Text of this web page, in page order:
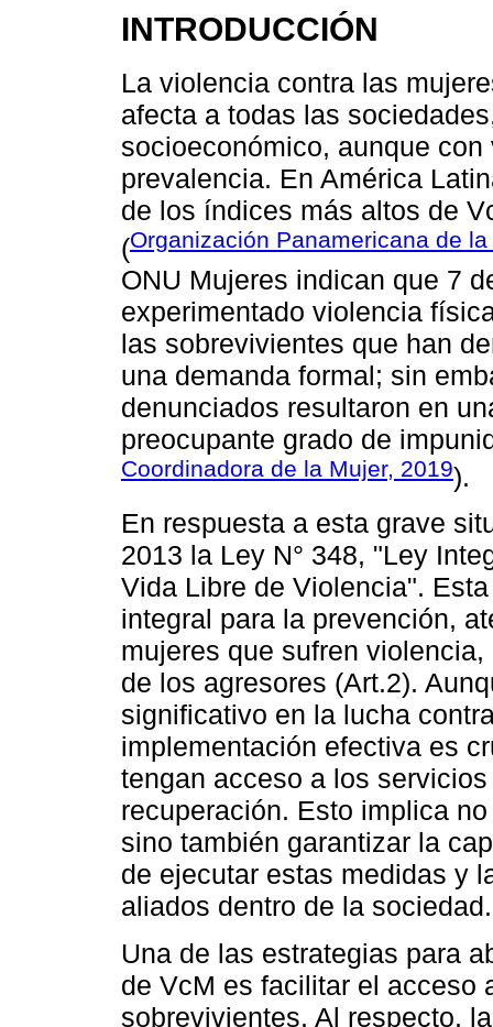
INTRODUCCIÓN
La violencia contra las
afecta a todas las
socioeconómico, aunque
prevalencia. En América
de los índices más altos de
(Organización Panamericana de
ONU Mujeres indican que 7
experimentado violencia
las sobrevivientes que han
una demanda formal; sin
denunciados resultaron en
preocupante grado de
Coordinadora de la Mujer, 2019).
En respuesta a esta grave
2013 la Ley N° 348, "Ley
Vida Libre de Violencia".
integral para la prevención,
mujeres que sufren
de los agresores (Art.2).
significativo en la lucha
implementación efectiva es
tengan acceso a los
recuperación. Esto implica
sino también garantizar la
de ejecutar estas medidas y
aliados dentro de la sociedad.
Una de las estrategias para
de VcM es facilitar el acceso
sobrevivientes. Al respecto,